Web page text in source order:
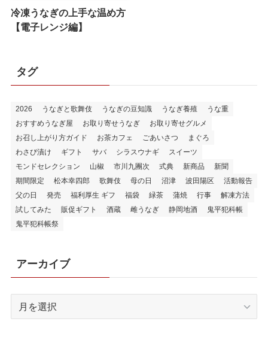
冷凍うなぎの上手な温め方
【電子レンジ編】
タグ
2026 うなぎと歌舞伎 うなぎの豆知識 うなぎ養殖
うな重
おすすめうなぎ屋
お取り寄せうなぎ
お取り寄せグルメ
お召し上がり方ガイド
お茶カフェ ごあいさつ
まぐろ
わさび漬け
ギフト サバ シラスウナギ
スイーツ
モンドセレクション
山椒 市川九團次 式典 新商品
新聞
期間限定
松本幸四郎 歌舞伎 母の日 沼津 波田陽区
活動報告
父の日
発売 福利厚生 ギフ 福袋 緑茶 蒲焼 行事
解凍方法
試してみた
販促ギフト 酒蔵 雌うなぎ 静岡地酒
鬼平犯科帳
鬼平犯科帳祭
アーカイブ